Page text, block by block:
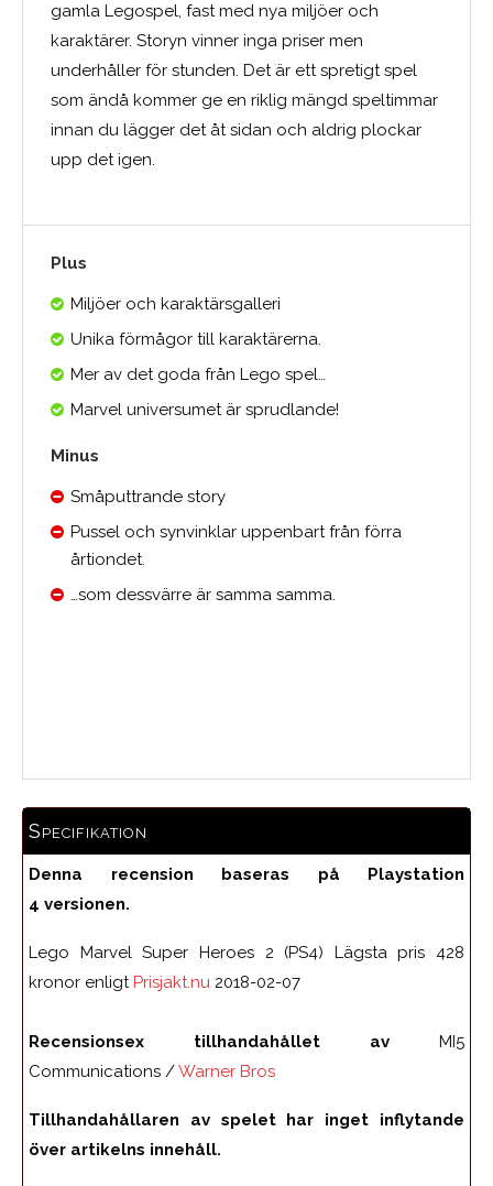
gamla Legospel, fast med nya miljöer och
karaktärer. Storyn vinner inga priser men
underhåller för stunden. Det är ett spretigt spel
som ändå kommer ge en riklig mängd speltimmar
innan du lägger det åt sidan och aldrig plockar
upp det igen.
Plus
Miljöer och karaktärsgalleri
Unika förmågor till karaktärerna.
Mer av det goda från Lego spel…
Marvel universumet är sprudlande!
Minus
Småputtrande story
Pussel och synvinklar uppenbart från förra
årtiondet.
…som dessvärre är samma samma.
Specifikation
Denna recension baseras på Playstation
4 versionen.
Lego Marvel Super Heroes 2 (PS4) Lägsta pris 428
kronor enligt Prisjakt.nu 2018-02-07
Recensionsex tillhandahållet av
MI5
Communications /Warner Bros
Tillhandahållaren av spelet har inget inflytande
över artikelns innehåll.